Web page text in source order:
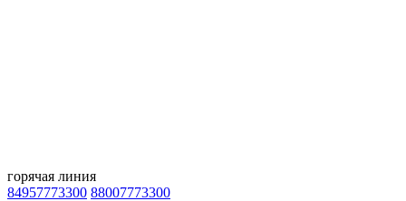
горячая линия
84957773300 88007773300